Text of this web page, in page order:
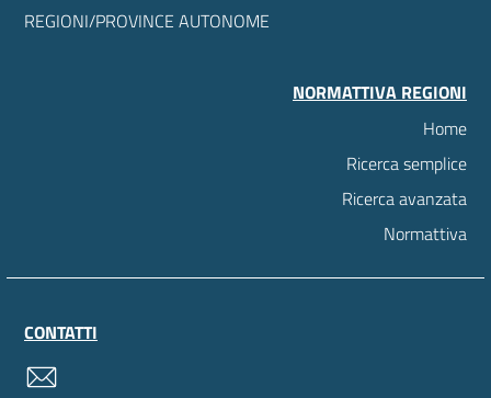
REGIONI/PROVINCE AUTONOME
NORMATTIVA REGIONI
Home
Ricerca semplice
Ricerca avanzata
Normattiva
CONTATTI